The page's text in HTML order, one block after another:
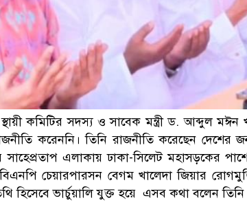
কমিটির সদস্য ও সাবেক মন্ত্রী ড. আব্দুল মঈন
করেননি। তিনি রাজনীতি করেছেন দেশের
সাহেপ্রতাপ এলাকায় ঢাকা-সিলেট মহাসড়কের
চেয়ারপারসন বেগম খালেদা জিয়ার
হিসেবে ভার্চুয়ালি যুক্ত হয়ে এসব কথা বলেন